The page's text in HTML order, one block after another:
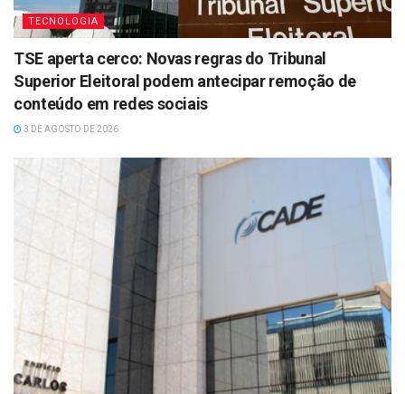
TECNOLOGIA
TSE aperta cerco: Novas regras do Tribunal
Superior Eleitoral podem antecipar remoção de
conteúdo em redes sociais
3 DE AGOSTO DE 2026